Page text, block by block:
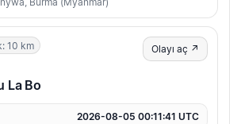
10 km Olayı aç ↗
La Bo
2026-08-05 00:11:41 UTC